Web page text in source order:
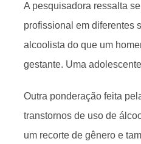
A pesquisadora ressalta
profissional em diferentes
alcoolista do que um
gestante. Uma
Outra ponderação feita
transtornos de uso de
um recorte de gênero e